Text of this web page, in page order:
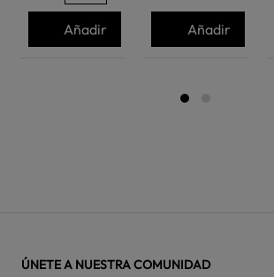
Añadir Añadir
ÚNETE A NUESTRA COMUNIDAD